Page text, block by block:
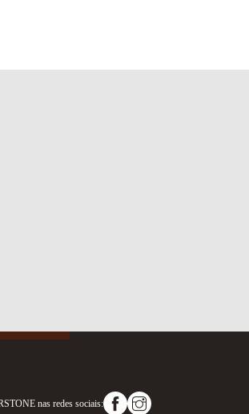
nas redes sociais: